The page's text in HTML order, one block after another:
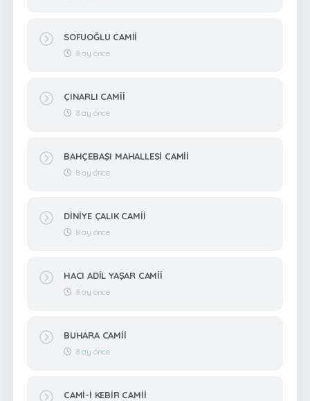
SOFUOĞLU CAMİİ
8 ay önce
ÇINARLI CAMİİ
8 ay önce
BAHÇEBAŞI MAHALLESİ CAMİİ
8 ay önce
DİNİYE ÇALIK CAMİİ
8 ay önce
HACI ADİL YAŞAR CAMİİ
8 ay önce
BUHARA CAMİİ
8 ay önce
CAMİ-İ KEBİR CAMİİ